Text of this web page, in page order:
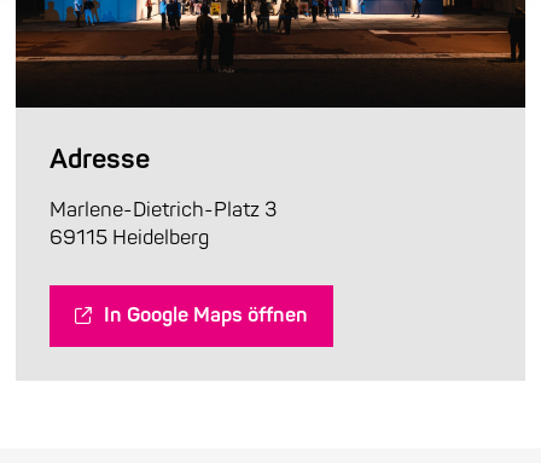
Adresse
Marlene-Dietrich-Platz 3
69115 Heidelberg
In Google Maps öffnen